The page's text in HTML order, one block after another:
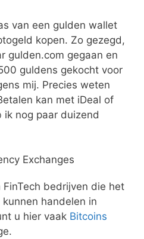
van een gulden wallet
kopen. Zo gezegd,
gulden.com gegaan en
guldens gekocht voor
mij. Precies weten
kan met iDeal of
ik nog paar duizend
Exchanges
FinTech bedrijven die het
handelen in
u hier vaak Bitcoins